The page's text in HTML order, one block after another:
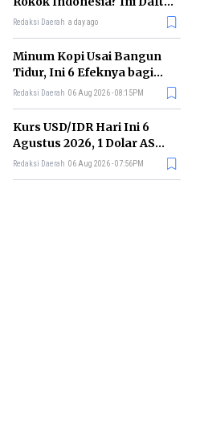
Perusahaan Terbesarnya
Redaksi Daerah a day ago
Minum Kopi Usai Bangun
Tidur, Ini 6 Efeknya bagi
Kesehatan Tubuh
Redaksi Daerah 06 Aug 2026 - 08:15PM
Kurs USD/IDR Hari Ini 6
Agustus 2026, 1 Dolar AS
Kini Berapa Rupiah?
Redaksi Daerah 06 Aug 2026 - 07:56PM